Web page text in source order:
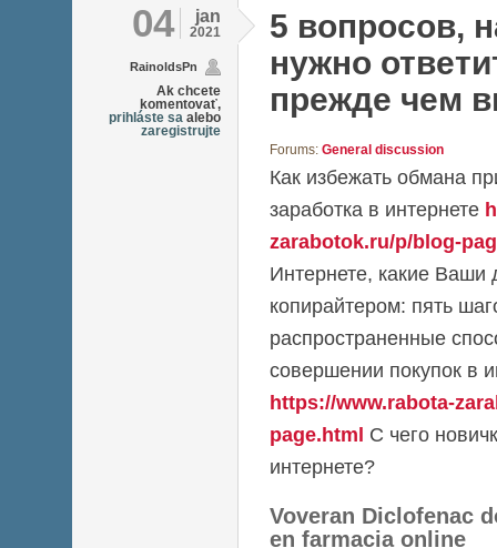
04 jan
2021
RainoldsPn
Ak chcete
komentovať,
prihláste sa alebo
zaregistrujte
5 вопросов,
нужно
прежде чем
Forums: General discussion
Как избежать обмана
заработка в интернете
zarabotok.ru/p/blog-
Интернете, какие Ваши
копирайтером: пять
распространенные
совершении покупок в
https://www.rabota-
page.html С чего
интернете?
Voveran Diclofenac
en farmacia online